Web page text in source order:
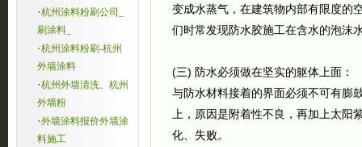
·杭州涂料粉刷公司_
刷涂料_
·杭州涂料粉刷-杭州
外墙涂料
·杭州外墙清洗、杭州
外墙粉
·外墙涂料报价外墙涂
料施工
变成水蒸气，在建筑物内部有限度的
们时常发现防水胶施工在含水的泡沫
(三) 防水必须做在坚实的躯体上面：
与防水材料接着的界面必须不可有膨
上，原因是附着性不良，再加上太
化、失败。